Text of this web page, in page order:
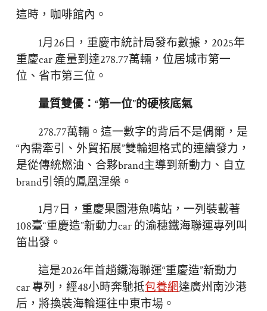
這時，咖啡館內。
1月26日，重慶市統計局發布數據，2025年
重慶car 產量到達278.77萬輛，位居城市第一
位、省市第三位。
量質雙優：“第一位”的硬核底氣
278.77萬輛。這一數字的背后不是偶爾，是
“內需牽引、外貿拓展”雙輪迴格式的連續發力，
是從傳統燃油、合夥brand主導到新動力、自立
brand引領的鳳凰涅槃。
1月7日，重慶果園港魚嘴站，一列裝載著
108臺“重慶造”新動力car 的渝穗鐵海聯運專列叫
笛出發。
這是2026年首趟鐵海聯運“重慶造”新動力
car 專列，經48小時奔馳抵包養網達廣州南沙港
后，將換裝海輪運往中東市場。